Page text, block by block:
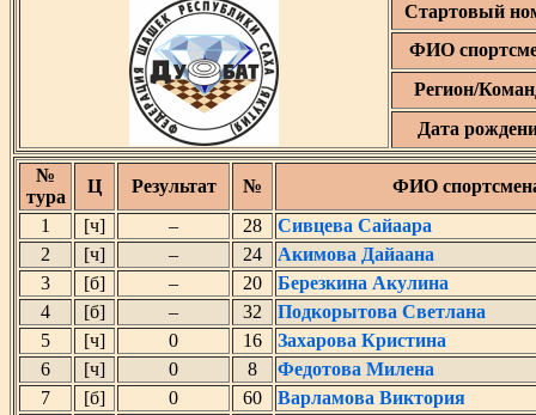
Стартовый
ФИО
Регион/
Дата
№
тура
Ц Результат №
ФИО
1
[ч] – 28
Сивцева Сайаара
2
[ч] – 24
Акимова Дайаана
3
[б] – 20
Березкина Акулина
4
[б] – 32
Подкорытова Светлана
5
[ч] 0 16
Захарова Кристина
6
[ч] 0 8
Федотова Милена
7
[б] 0 60
Варламова Виктория